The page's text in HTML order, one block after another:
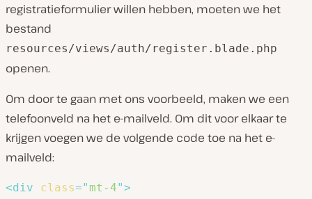
registratieformulier willen hebben, moeten we het
bestand
resources/views/auth/register.blade.php
openen.
Om door te gaan met ons voorbeeld, maken we een
telefoonveld na het e-mailveld. Om dit voor elkaar te
krijgen voegen we de volgende code toe na het e-
mailveld:
<div class=" mt-4">